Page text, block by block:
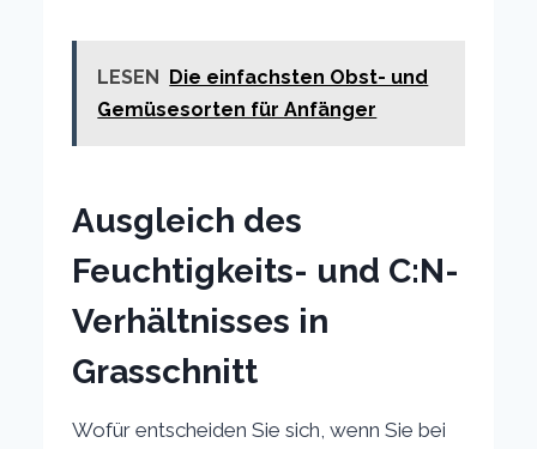
LESEN
Die einfachsten Obst- und
Gemüsesorten für Anfänger
Ausgleich des
Feuchtigkeits- und C:N-
Verhältnisses in
Grasschnitt
Wofür entscheiden Sie sich, wenn Sie bei